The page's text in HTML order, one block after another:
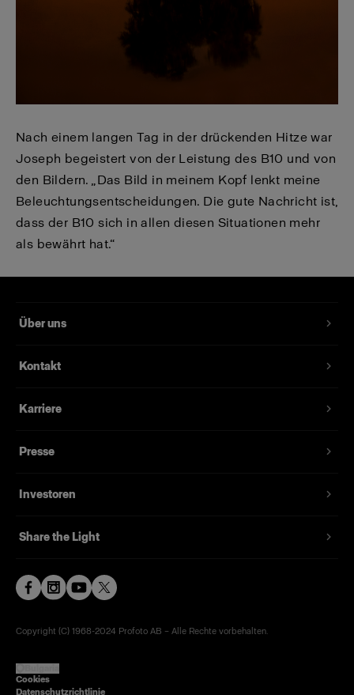
Nach einem langen Tag in der drückenden Hitze war
Joseph begeistert von der Leistung des B10 und von
den Bildern. „Das Bild in meinem Kopf lenkt meine
Beleuchtungsentscheidungen. Die gute Nachricht ist,
dass der B10 sich in allen diesen Situationen mehr
als bewährt hat.“
Über uns
Kontakt
Karriere
Presse
Investoren
Share the Light
Copyright (C) 1968-2024 Profoto AB – Alle Rechte vorbehalten.
Cookies
Datenschutzrichtlinie